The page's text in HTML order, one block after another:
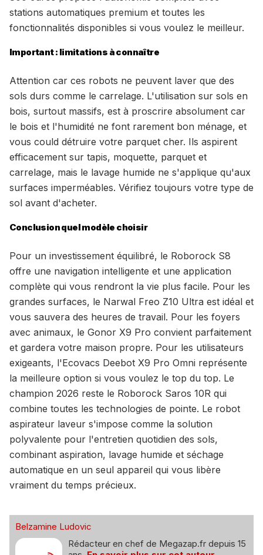
stations automatiques premium et toutes les
fonctionnalités disponibles si vous voulez le meilleur.
Important : limitations à connaître
Attention car ces robots ne peuvent laver que des
sols durs comme le carrelage. L'utilisation sur sols en
bois, surtout massifs, est à proscrire absolument car
le bois et l'humidité ne font rarement bon ménage, et
vous could détruire votre parquet cher. Ils aspirent
efficacement sur tapis, moquette, parquet et
carrelage, mais le lavage humide ne s'applique qu'aux
surfaces imperméables. Vérifiez toujours votre type de
sol avant d'acheter.
Conclusion quel modèle choisir
Pour un investissement équilibré, le Roborock S8
offre une navigation intelligente et une application
complète qui vous rendront la vie plus facile. Pour les
grandes surfaces, le Narwal Freo Z10 Ultra est idéal et
vous sauvera des heures de travail. Pour les foyers
avec animaux, le Gonor X9 Pro convient parfaitement
et gardera votre maison propre. Pour les utilisateurs
exigeants, l'Ecovacs Deebot X9 Pro Omni représente
la meilleure option si vous voulez le top du top. Le
champion 2026 reste le Roborock Saros 10R qui
combine toutes les technologies de pointe. Le robot
aspirateur laveur s'impose comme la solution
polyvalente pour l'entretien quotidien des sols,
combinant aspiration, lavage humide et séchage
automatique en un seul appareil qui vous libère
vraiment du temps précieux.
Belzamine Ludovic
Rédacteur en chef de Megazap.fr depuis 15